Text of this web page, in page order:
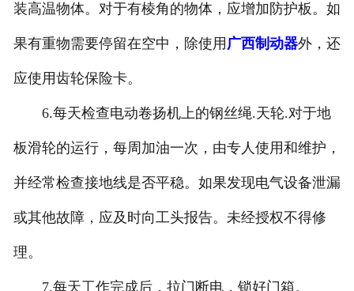
装高温物体。对于有棱角的物体，应增加防护板。如
果有重物需要停留在空中，除使用 广西制动器外，还
应使用齿轮保险卡。
6.每天检查电动卷扬机上的钢丝绳.天轮.对于地
板滑轮的运行，每周加油一次，由专人使用和维护，
并经常检查接地线是否平稳。如果发现电气设备泄漏
或其他故障，应及时向工头报告。未经授权不得修
理。
7.每天工作完成后，拉门断电，锁好门箱。